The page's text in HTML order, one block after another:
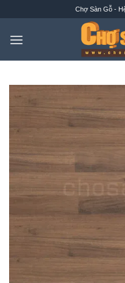
nội
Chợ Sàn Gỗ -